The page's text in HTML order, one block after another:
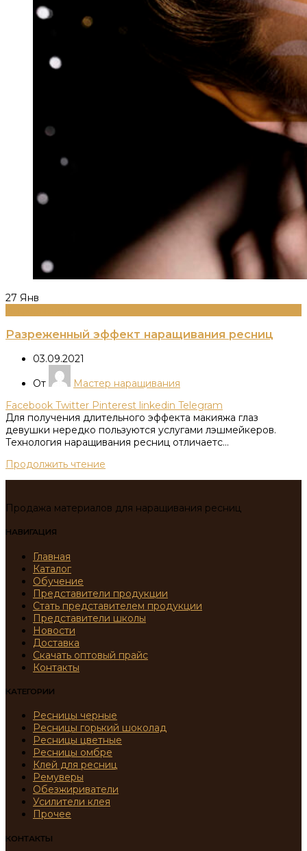
27 Янв
Разреженный эффект наращивания ресниц
03.09.2021
От
Мастер наращивания
Facebook Twitter Pinterest linkedin Telegram
Для получения длительного эффекта макияжа глаз
девушки нередко пользуются услугами лэшмейкеров.
Технология наращивания ресниц отличаетс...
Продолжить чтение
Продажа материалов для наращивания ресниц
НАВИГАЦИЯ
Главная
Каталог
Обучение
Представители продукции
Стать представителем продукции
Представители школы
Новости
Доставка
Скачать оптовый прайс
Контакты
КАТЕГОРИИ
Ресницы черные
Ресницы горький шоколад
Ресницы цветные
Ресницы омбре
Клей для ресниц
Ремуверы
Обезжириватели
Усилители клея
Прочее
КОНТАКТЫ